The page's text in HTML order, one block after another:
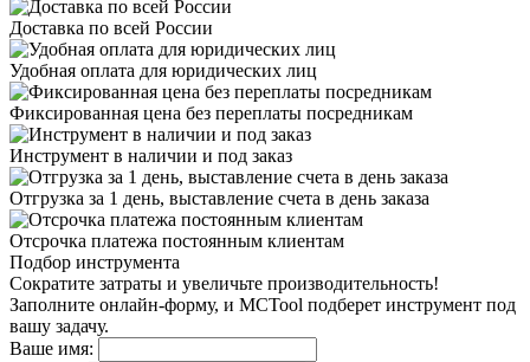
Доставка по всей России
Удобная оплата для юридических лиц
Фиксированная цена без переплаты посредникам
Инструмент в наличии и под заказ
Отгрузка за 1 день, выставление счета в день заказа
Отсрочка платежа постоянным клиентам
Подбор инструмента
Сократите затраты и увеличьте производительность!
Заполните онлайн-форму, и MCTool подберет инструмент под
вашу задачу.
Ваше имя: